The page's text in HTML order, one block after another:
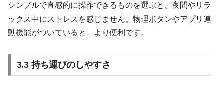
シンプルで直感的に操作できるものを選ぶと、夜間やリラ
ックス中にストレスを感じません。物理ボタンやアプリ連
動機能がついていると、より便利です。
3.3 持ち運びのしやすさ